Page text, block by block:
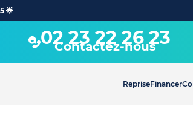
🌟
02 23 22 26 23
Contactez-nous
RepriseFinancer